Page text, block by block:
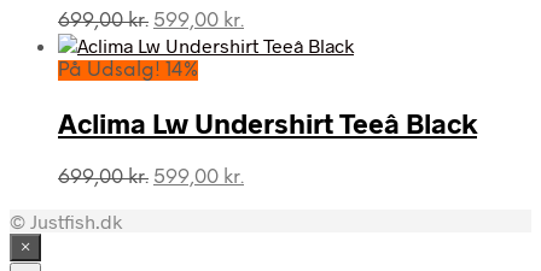
699,00kr. Den
oprindelige
pris
699,00 kr..
599,00 kr.
aktuelle
599,00 kr..
På Udsalg! 14%
Aclima Lw Undershirt Teeâ Black
699,00kr. Den
599,00 kr.
© Justfish.dk
×